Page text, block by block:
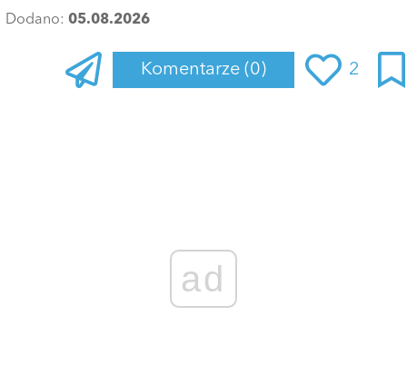
Dodano: 05.08.2026
Komentarze (0) 2
ad